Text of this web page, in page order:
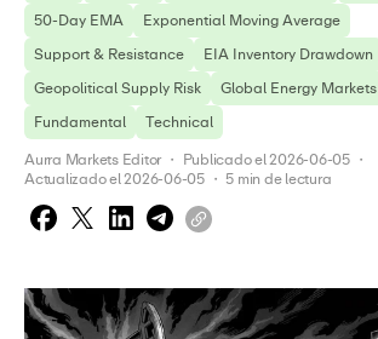
50-Day EMA Exponential Moving Average
Support & Resistance EIA Inventory Drawdown
Geopolitical Supply Risk Global Energy Markets
Fundamental Technical
Aurra Markets Editor ・ Publicado el 2026-06-05
・
Actualizado el 2026-06-05 ・ 5 min de lectura